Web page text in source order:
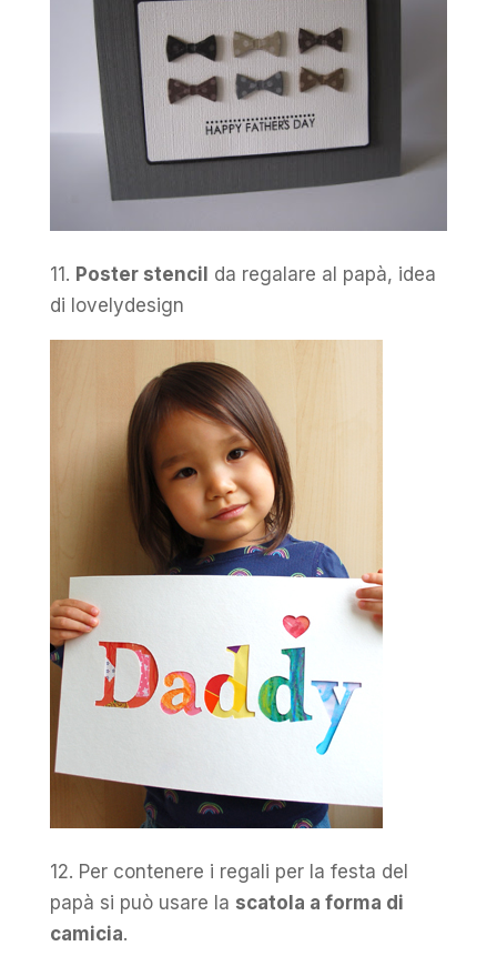
11. Poster stencil da regalare al papà, idea
di lovelydesign
12. Per contenere i regali per la festa del
papà si può usare la scatola a forma di
camicia.